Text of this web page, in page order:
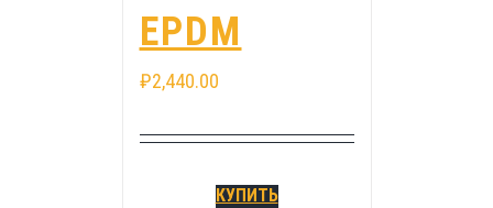
EPDM
₽2,440.00
КУПИТЬ